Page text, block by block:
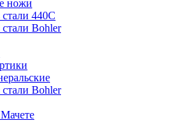
ножи
440С
Bohler
Bohler